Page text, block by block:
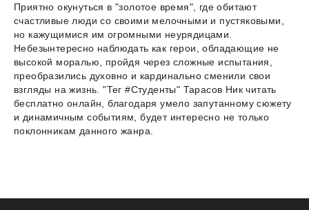
Приятно окунуться в "золотое время", где обитают
счастливые люди со своими мелочными и пустяковыми,
но кажущимися им огромными неурядицами.
Небезынтересно наблюдать как герои, обладающие не
высокой моралью, пройдя через сложные испытания,
преобразились духовно и кардинально сменили свои
взгляды на жизнь. "Тег #Студенты" Тарасов Ник читать
бесплатно онлайн, благодаря умело запутанному сюжету
и динамичным событиям, будет интересно не только
поклонникам данного жанра.